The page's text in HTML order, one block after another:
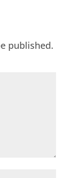
published.